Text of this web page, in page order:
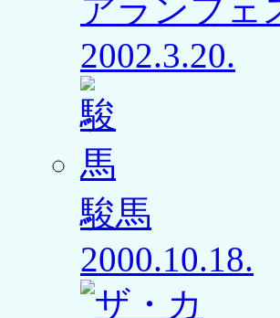
アランフェ
2002.3.20.
駿馬
2000.10.18.